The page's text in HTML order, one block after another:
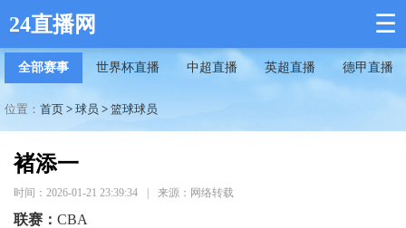
24直播网 ☰
全部赛事 世界杯直播 中超直播 英超直播 德甲直播
位置： 首页 > 球员 > 篮球球员
褚添一
时间：2026-01-21 23:39:34 来源：网络转载
联赛： CBA